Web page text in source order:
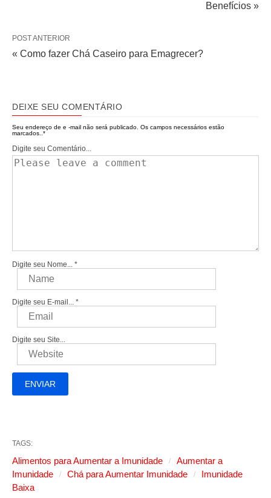
Benefícios »
POST ANTERIOR
« Como fazer Chá Caseiro para Emagrecer?
DEIXE SEU COMENTÁRIO
Seu endereço de e -mail não será publicado. Os campos necessários estão
marcados..*
Digite seu Comentário...
Digite seu Nome... *
Digite seu E-mail... *
Digite seu Site...
TAGS:
Alimentos para Aumentar a Imunidade
Aumentar a
Imunidade
Chá para Aumentar Imunidade
Imunidade
Baixa